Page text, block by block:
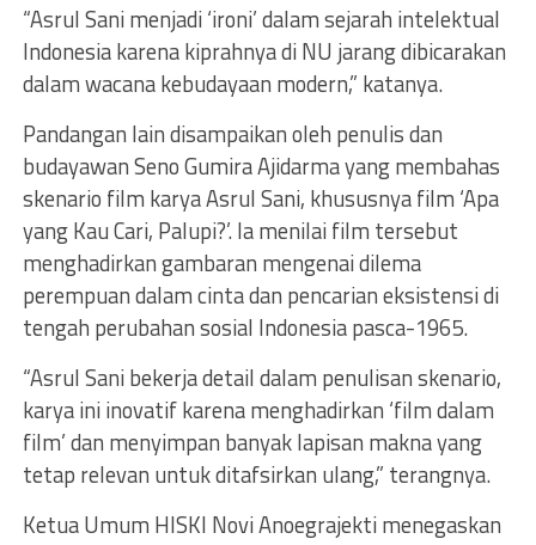
“Asrul Sani menjadi ‘ironi’ dalam sejarah intelektual
Indonesia karena kiprahnya di NU jarang dibicarakan
dalam wacana kebudayaan modern,” katanya.
Pandangan lain disampaikan oleh penulis dan
budayawan Seno Gumira Ajidarma yang membahas
skenario film karya Asrul Sani, khususnya film ‘Apa
yang Kau Cari, Palupi?’. Ia menilai film tersebut
menghadirkan gambaran mengenai dilema
perempuan dalam cinta dan pencarian eksistensi di
tengah perubahan sosial Indonesia pasca-1965.
“Asrul Sani bekerja detail dalam penulisan skenario,
karya ini inovatif karena menghadirkan ‘film dalam
film’ dan menyimpan banyak lapisan makna yang
tetap relevan untuk ditafsirkan ulang,” terangnya.
Ketua Umum HISKI Novi Anoegrajekti menegaskan